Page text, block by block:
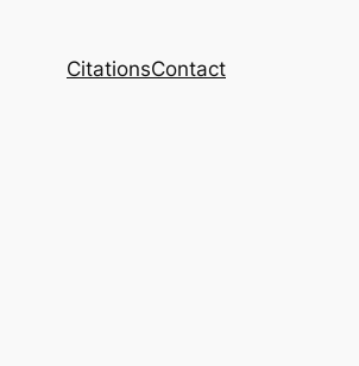
CitationsContact